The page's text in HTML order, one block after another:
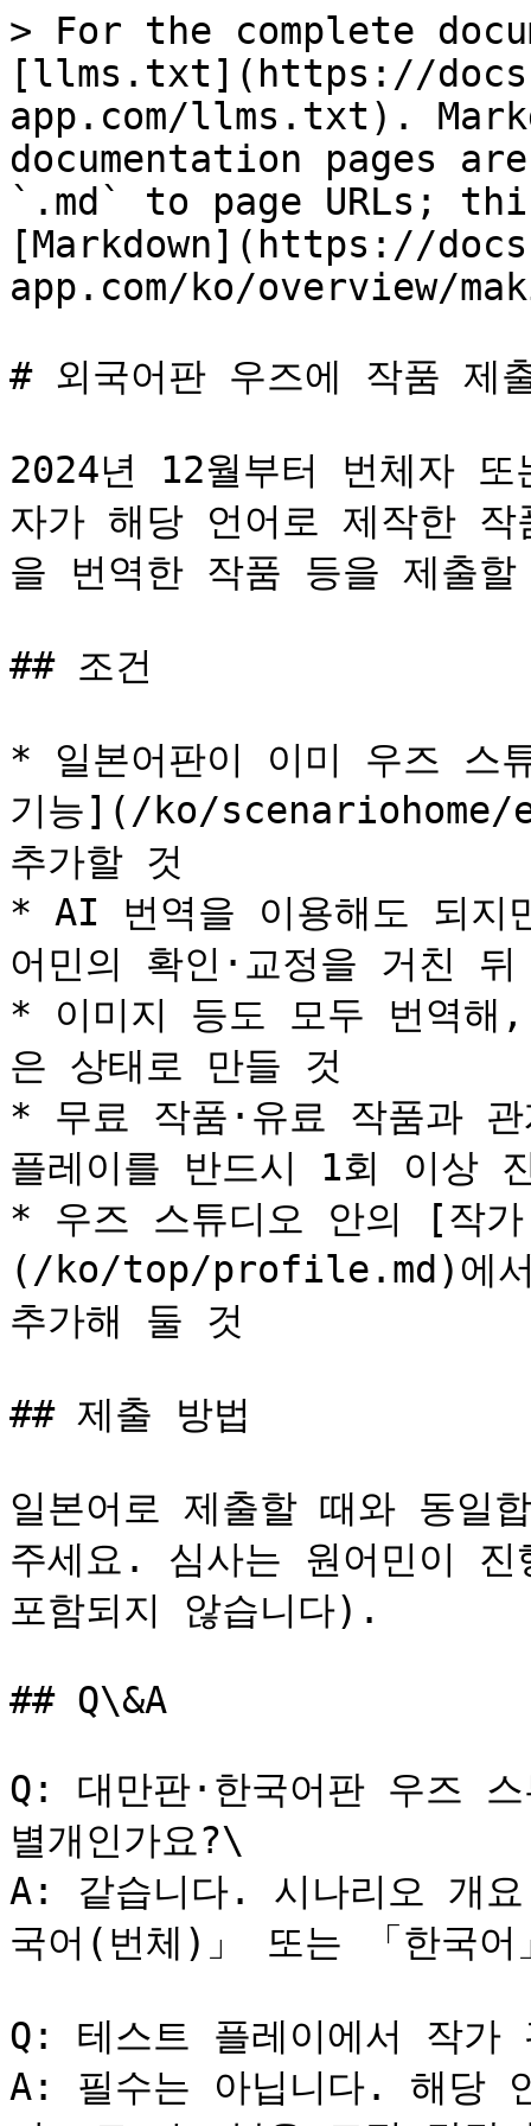
> For the complete
[llms.txt](https://
app.com/llms.txt).
documentation pages
`.md` to page URLs;
[Markdown](https://
app.com/ko/overview/
# 외국어판 우즈에 작품 제
2024년 12월부터 번체자
자가 해당 언어로 제작한
을 번역한 작품 등을 제출
## 조건
* 일본어판이 이미 우즈 스
기능](/ko/scenariohome/
추가할 것
* AI 번역을 이용해도 되지
어민의 확인·교정을 거친
* 이미지 등도 모두 번역해
은 상태로 만들 것
* 무료 작품·유료 작품과
플레이를 반드시 1회 이상
* 우즈 스튜디오 안의 [작
(/ko/top/profile.md)에서
추가해 둘 것
## 제출 방법
일본어로 제출할 때와 동일
주세요. 심사는 원어민이
포함되지 않습니다).
## Q\&A
Q: 대만판·한국어판 우즈
별개인가요?\
A: 같습니다. 시나리오 개
국어(번체)」 또는 「한국
Q: 테스트 플레이에서 작가
A: 필수는 아닙니다. 해당